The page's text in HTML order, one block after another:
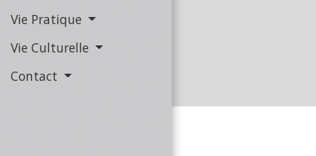
Vie Pratique
Vie Culturelle
Contact